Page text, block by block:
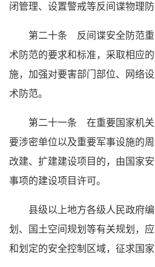
闭管理、设置警戒等反间谍物理防
第二十条 反间谍安全防范
术防范的要求和标准，采取相应
施，加强对要害部门部位、网络
术防范。
第二十一条 在重要国家机
要涉密单位以及重要军事设施的
改建、扩建建设项目的，由国家
事项的建设项目许可。
县级以上地方各级人民政府
划、国土空间规划等有关规划，
和划定的安全控制区域，征求国家